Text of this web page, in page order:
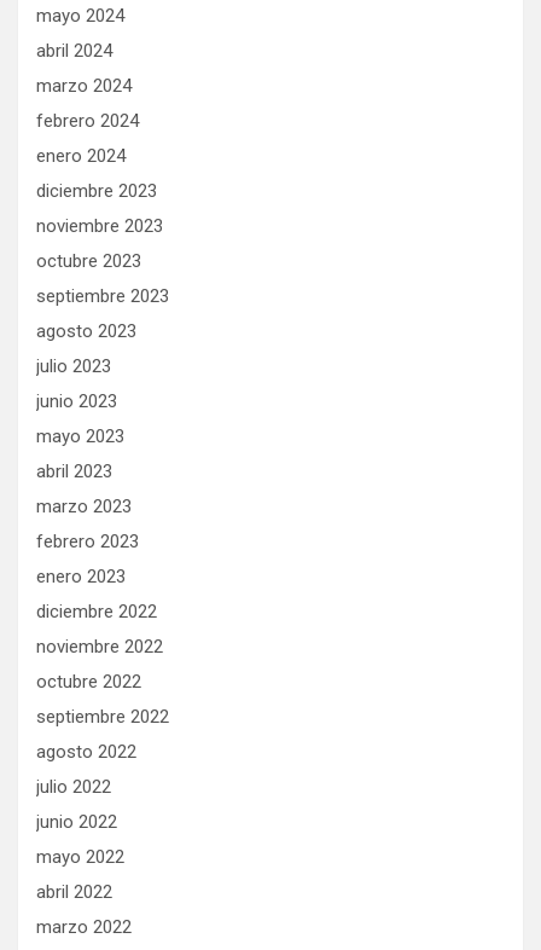
mayo 2024
abril 2024
marzo 2024
febrero 2024
enero 2024
diciembre 2023
noviembre 2023
octubre 2023
septiembre 2023
agosto 2023
julio 2023
junio 2023
mayo 2023
abril 2023
marzo 2023
febrero 2023
enero 2023
diciembre 2022
noviembre 2022
octubre 2022
septiembre 2022
agosto 2022
julio 2022
junio 2022
mayo 2022
abril 2022
marzo 2022